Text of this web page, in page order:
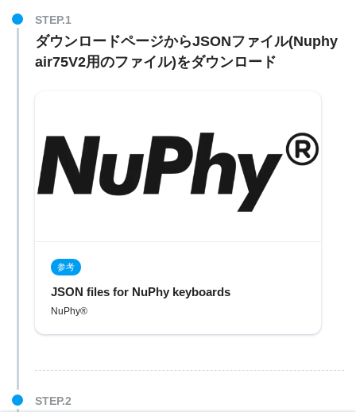
ダウンロードページからJSONファイル(Nuphy
air75V2用のファイル)をダウンロード
参考
JSON files for NuPhy keyboards
NuPhy®